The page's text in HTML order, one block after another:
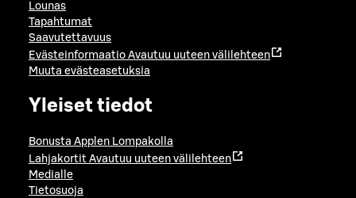
Lounas
Tapahtumat
Saavutettavuus
Evästeinformaatio Avautuu uuteen välilehteen
Muuta evästeasetuksia
Yleiset tiedot
Bonusta Applen Lompakolla
Lahjakortit Avautuu uuteen välilehteen
Medialle
Tietosuoja